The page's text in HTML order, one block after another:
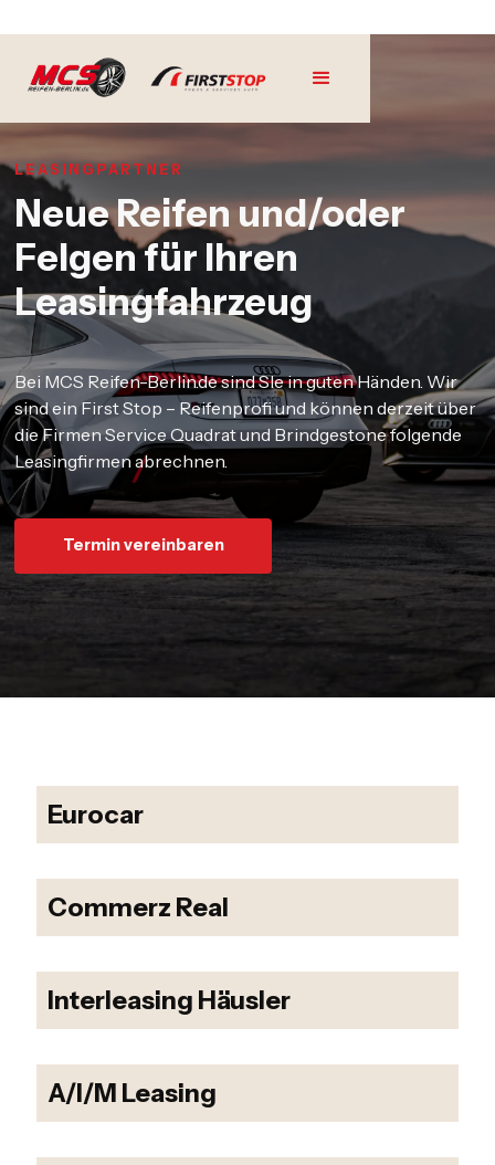
LEASINGPARTNER
Neue Reifen und/oder
Felgen für Ihren
Leasingfahrzeug
Bei MCS Reifen-Berlin.de sind SIe in guten Händen. Wir
sind ein First Stop – Reifenprofi und können derzeit über
die Firmen Service Quadrat und Brindgestone folgende
Leasingfirmen abrechnen.
Termin vereinbaren
Eurocar
Commerz Real
Interleasing Häusler
A/I/M Leasing